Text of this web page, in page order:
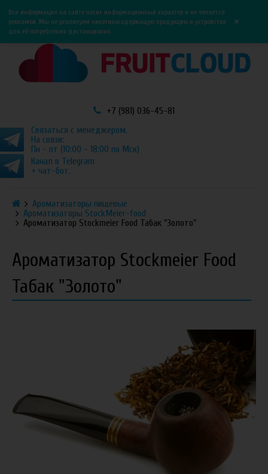
0
Вся информация на сайте носит информационный характер и не является
рекламой. Мы не реализуем никотиносодержащую продукцию и устройства
для её потребления дистанционно.
×
+7 (981) 036-45-81
Связаться с менеджером.
На связи:
Пн - пт (10:00 - 18:00 по Мск)
Канал в Telegram
+ чат-бот.
Ароматизаторы пищевые
Ароматизаторы StockMeier-food
Ароматизатор Stockmeier Food Табак "Золото"
Ароматизатор Stockmeier Food
Табак "Золото"